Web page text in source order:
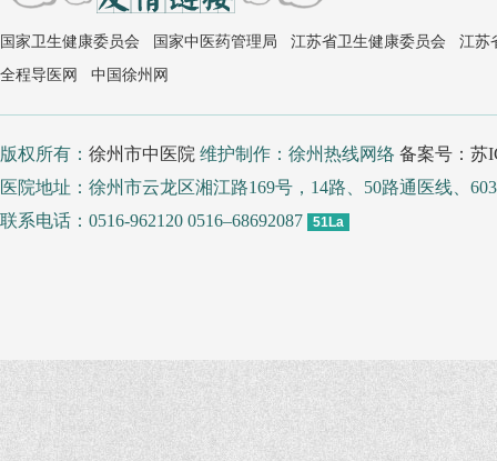
国家卫生健康委员会 国家中医药管理局 江苏省卫生健康委员会
江苏
全程导医网
中国徐州网
版权所有： 徐州市中医院 维护制作：徐州热线网络 备案号：苏
医院地址：徐州市云龙区湘江路169号，14路、50路通医线、
联系电话：0516-962120 0516–68692087
51La